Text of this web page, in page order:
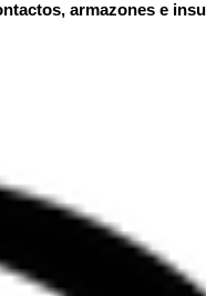
armazones e